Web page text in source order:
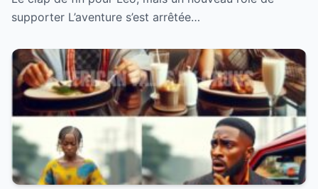
supporter L’aventure s’est arrêtée…